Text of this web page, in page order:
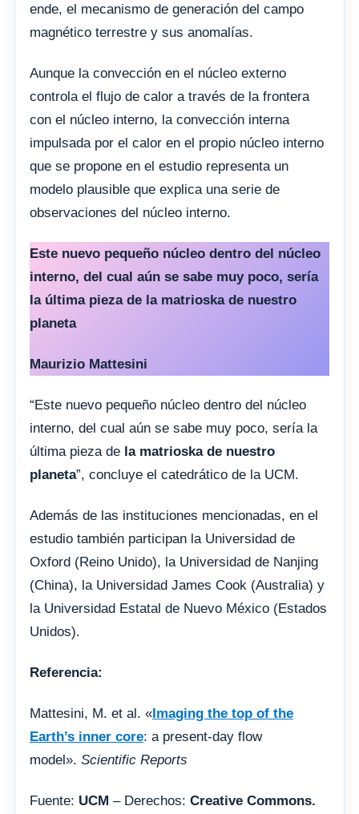
ende, el mecanismo de generación del campo
magnético terrestre y sus anomalías.
Aunque la convección en el núcleo externo
controla el flujo de calor a través de la frontera
con el núcleo interno, la convección interna
impulsada por el calor en el propio núcleo interno
que se propone en el estudio representa un
modelo plausible que explica una serie de
observaciones del núcleo interno.
Este nuevo pequeño núcleo dentro del núcleo
interno, del cual aún se sabe muy poco, sería
la última pieza de la matrioska de nuestro
planeta
Maurizio Mattesini
“Este nuevo pequeño núcleo dentro del núcleo
interno, del cual aún se sabe muy poco, sería la
última pieza de la matrioska de nuestro
planeta”, concluye el catedrático de la UCM.
Además de las instituciones mencionadas, en el
estudio también participan la Universidad de
Oxford (Reino Unido), la Universidad de Nanjing
(China), la Universidad James Cook (Australia) y
la Universidad Estatal de Nuevo México (Estados
Unidos).
Referencia:
Mattesini, M. et al. «Imaging the top of the
Earth’s inner core: a present-day flow
model». Scientific Reports
Fuente: UCM – Derechos: Creative Commons.